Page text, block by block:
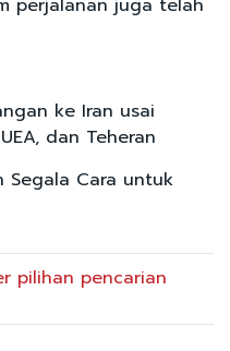
perjalanan juga telah
ke Iran usai
dan Teheran
Segala Cara untuk
pilihan pencarian